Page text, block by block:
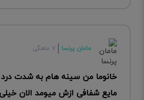
مامان پرنسا ۷ ماهگی
خانوما من سینه هام به شدت درد
مایع شفافی ازش میومد الان